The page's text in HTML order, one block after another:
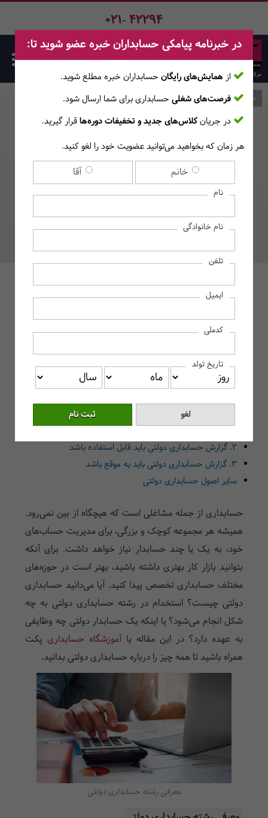
021- 42294
حسابداری دولتی چیست؟
صفحه اصلی وبلاگ
حسابداری دولتی چیست؟
وظایف حسابدار دولتی
استفاه‌کنندگان درون‌سازمانی
استفاده کنندگان برون‌سازمانی
اصول حسابداری دولتی چیست؟
2. گزارش حسابداری دولتی باید قابل استفاده باشد
3. گزارش حسابداری دولتی باید به موقع باشد
سایر اصول حسابداری دولتی
حسابداری از جمله مشاغلی است که هیچگاه از بین نمی‌رود.
همیشه هر مجموعه کوچک و بزرگی، برای مدیریت حساب‌های
خود، به یک یا چند حسابدار نیاز خواهد داشت. برای آنکه
بتوانید بازار کار بهتری داشته باشید، بهتر است در حوزه‌های
مختلف حسابداری تخصص پیدا کنید. آیا می‌دانید حسابداری
دولتی چیست؟ استخدام در رشته حسابداری دولتی به چه
شکل انجام می‌شود؟ یا اینکه یک حسابدار دولتی چه وظایفی
به عهده دارد؟ در این مقاله باآموزشگاه حسابداریپکت
همراه باشید تا همه چیز را درباره حسابداری دولتی بدانید.
معرفی رشته حسابداری دولتی
در خبرنامه پیامکی حسابداران خبره عضو شوید تا:
از همایش‌های رایگان حسابداران خبره مطلع ‎شوید.
فرصت‌های شغلی حسابداری برای شما ارسال شود.
در جریانکلاس‌های جدید و تخفیفات دوره‌هاقرار گیرید.
هر زمان که بخواهید می‌توانید عضویت خود را لغو کنید.
خانم آقا
نام
نام خانوادگی
تلفن
ایمیل
کدملی
تاریخ تولد